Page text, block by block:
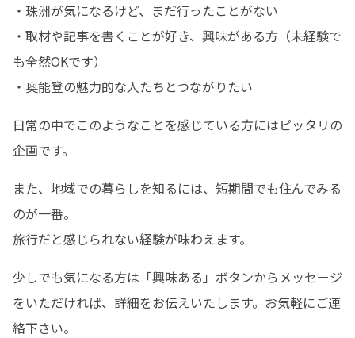
・珠洲が気になるけど、まだ行ったことがない
・取材や記事を書くことが好き、興味がある方（未経験で
も全然OKです）
・奥能登の魅力的な人たちとつながりたい
日常の中でこのようなことを感じている方にはピッタリの
企画です。
また、地域での暮らしを知るには、短期間でも住んでみる
のが一番。
旅行だと感じられない経験が味わえます。
少しでも気になる方は「興味ある」ボタンからメッセージ
をいただければ、詳細をお伝えいたします。お気軽にご連
絡下さい。